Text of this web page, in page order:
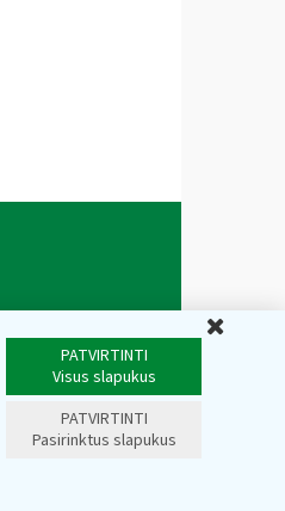
PATVIRTINTI
Visus slapukus
PATVIRTINTI
Pasirinktus slapukus